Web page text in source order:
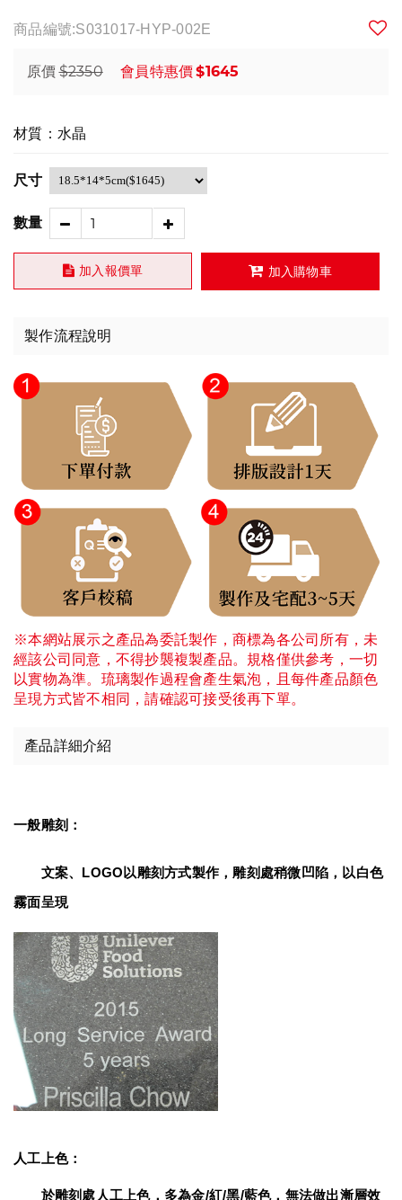
商品編號:S031017-HYP-002E
原價 $2350 會員特惠價$1645
材質：水晶
尺寸
數量
加入報價單 加入購物車
製作流程說明
※本網站展示之產品為委託製作，商標為各公司所有，未
經該公司同意，不得抄襲複製產品。規格僅供參考，一切
以實物為準。琉璃製作過程會產生氣泡，且每件產品顏色
呈現方式皆不相同，請確認可接受後再下單。
產品詳細介紹
一般雕刻：
文案、LOGO以雕刻方式製作，雕刻處稍微凹陷，以白色
霧面呈現
人工上色：
於雕刻處人工上色，多為金/紅/黑/藍色，無法做出漸層效